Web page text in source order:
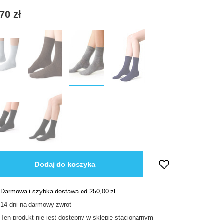
zł
Dodaj do koszyka
Darmowa i szybka dostawaod250,00 zł
14 dni na darmowy zwrot
Ten produkt nie jest dostępny w sklepie stacjonarnym